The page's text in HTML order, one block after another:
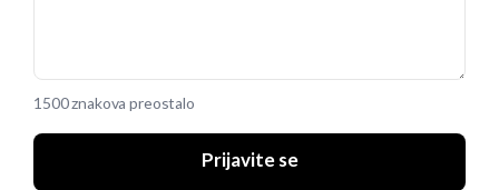
1500 znakova preostalo
Prijavite se